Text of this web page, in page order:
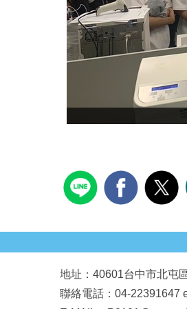
地址：40601台中市北屯
聯絡電話：04-